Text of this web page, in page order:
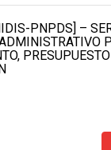
PNPDS] –